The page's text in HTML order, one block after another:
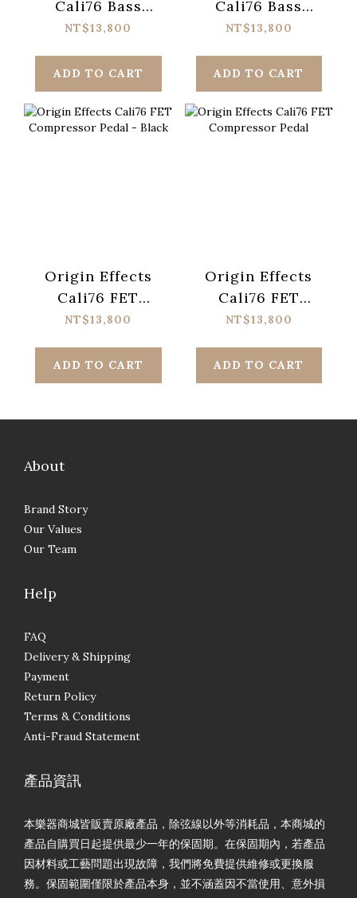
Cali76 Bass
Compressor
NT$13,800
ADD TO CART
Cali76 Bass
Compressor
NT$13,800
ADD TO CART
Origin Effects
Cali76 FET
Compressor
NT$13,800
ADD TO CART
Origin Effects
Cali76 FET
Compressor
NT$13,800
ADD TO CART
About
Brand Story
Our Values
Our Team
Help
FAQ
Delivery & Shipping
Payment
Return Policy
Terms & Conditions
Anti-Fraud Statement
產品資訊
本樂器商城皆販賣原廠產品，除弦線以外等消耗品，本商城的
產品自購買日起提供最少一年的保固期。在保固期內，若產品
因材料或工藝問題出現故障，我們將免費提供維修或更換服
務。保固範圍僅限於產品本身，並不涵蓋因不當使用、意外損